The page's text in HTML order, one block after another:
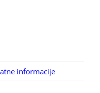
informacije